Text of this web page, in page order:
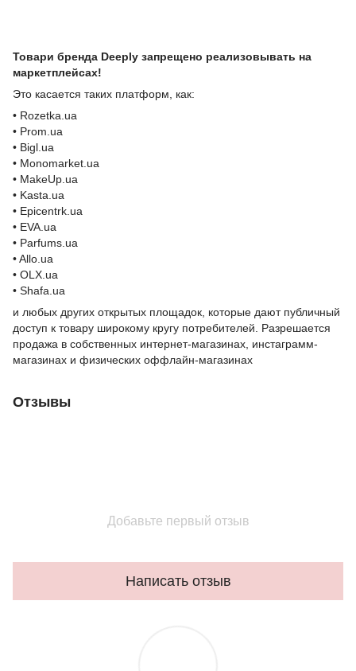
Товари бренда Deeply запрещено реализовывать на
маркетплейсах!
Это касается таких платформ, как:
• Rozetka.ua
• Prom.ua
• Bigl.ua
• Monomarket.ua
• MakeUp.ua
• Kasta.ua
• Epicentrk.ua
• EVA.ua
• Parfums.ua
• Allo.ua
• OLX.ua
• Shafa.ua
и любых других открытых площадок, которые дают публичный
доступ к товару широкому кругу потребителей. Разрешается
продажа в собственных интернет-магазинах, инстаграмм-
магазинах и физических оффлайн-магазинах
Отзывы
Добавьте первый отзыв
Написать отзыв